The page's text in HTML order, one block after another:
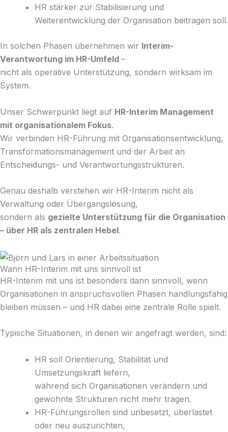
HR stärker zur Stabilisierung und
Weiterentwicklung der Organisation beitragen soll.
In solchen Phasen übernehmen wir Interim-
Verantwortung im HR-Umfeld –
nicht als operative Unterstützung, sondern wirksam im
System.
Unser Schwerpunkt liegt auf HR-Interim Management
mit organisationalem Fokus.
Wir verbinden HR-Führung mit Organisationsentwicklung,
Transformationsmanagement und der Arbeit an
Entscheidungs- und Verantwortungsstrukturen.
Genau deshalb verstehen wir HR-Interim nicht als
Verwaltung oder Übergangslösung,
sondern als gezielte Unterstützung für die Organisation
– über HR als zentralen Hebel.
Wann HR-Interim mit uns sinnvoll ist
HR-Interim mit uns ist besonders dann sinnvoll, wenn
Organisationen in anspruchsvollen Phasen handlungsfähig
bleiben müssen – und HR dabei eine zentrale Rolle spielt.
Typische Situationen, in denen wir angefragt werden, sind:
HR soll Orientierung, Stabilität und
Umsetzungskraft liefern,
während sich Organisationen verändern und
gewohnte Strukturen nicht mehr tragen.
HR-Führungsrollen sind unbesetzt, überlastet
oder neu auszurichten,